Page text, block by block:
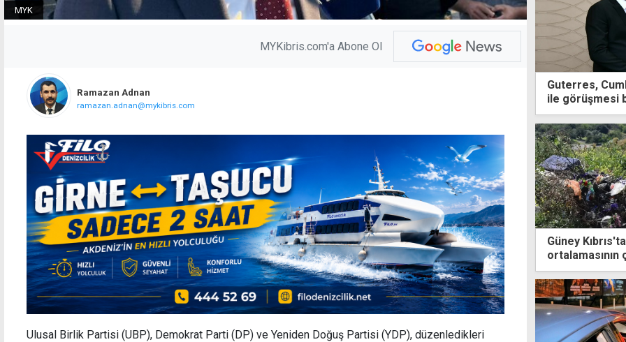
MYK
MYKibris.com'a Abone Ol
Ramazan Adnan
ramazan.adnan@mykibris.com
Ulusal Birlik Partisi (UBP), Demokrat Parti (DP) ve Yeniden Doğuş Partisi (YDP), düzenledikleri
Guterres,
ile görüşmesi
Güney